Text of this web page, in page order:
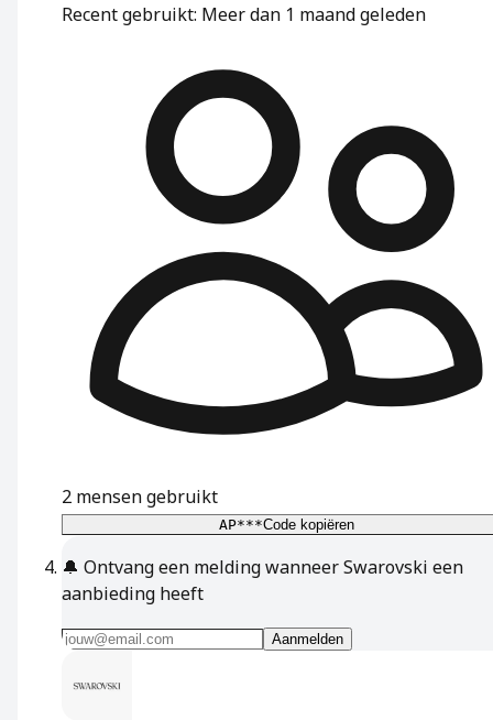
Recent gebruikt: Meer dan 1 maand geleden
2 mensen gebruikt
AP***Code kopiëren
🔔 Ontvang een melding wanneer Swarovski een
aanbieding heeft
Aanmelden